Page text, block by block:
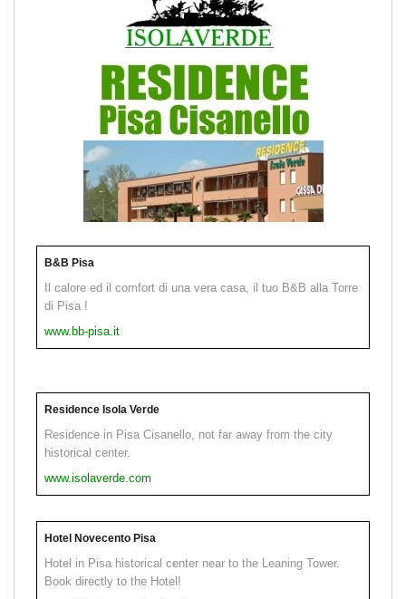
B&B Pisa
Il calore ed il comfort di una vera casa, il tuo B&B alla Torre
di Pisa !
www.bb-pisa.it
Residence Isola Verde
Residence in Pisa Cisanello, not far away from the city
historical center.
www.isolaverde.com
Hotel Novecento Pisa
Hotel in Pisa historical center near to the Leaning Tower.
Book directly to the Hotel!